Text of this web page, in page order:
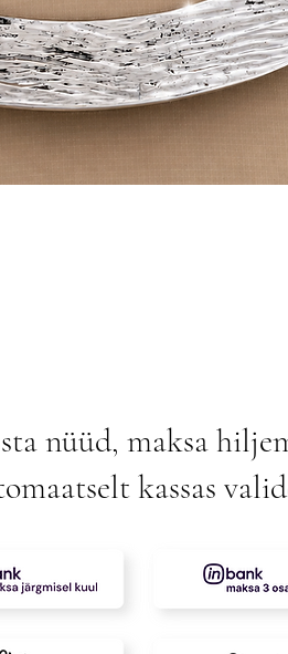
nüüd, maksa
kassas